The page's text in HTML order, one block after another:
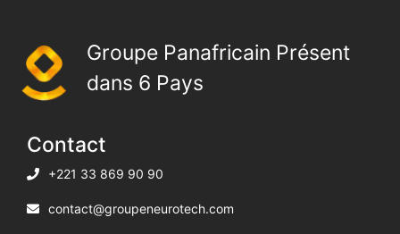
Groupe Panafricain Présent
dans 6 Pays
Contact
+221 33 869 90 90
contact@groupeneurotech.com